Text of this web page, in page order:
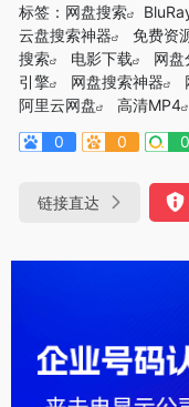
标签： 网盘搜索
云盘搜索神器
免费资
搜索
电影下载 网盘
引擎
网盘搜索神器
阿里云网盘
高清MP4
0
0 0
链接直达